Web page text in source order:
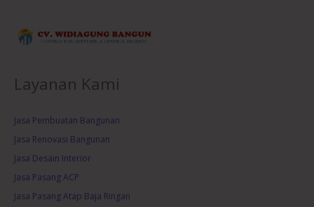
Layanan Kami
Jasa Pembuatan Bangunan
Jasa Renovasi Bangunan
Jasa Desain Interior
Jasa Pasang ACP
Jasa Pasang Atap Baja Ringan